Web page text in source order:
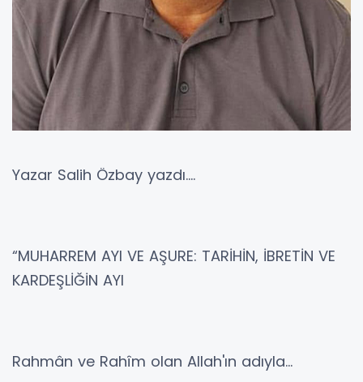
Yazar Salih Özbay yazdı….
“MUHARREM AYI VE AŞURE: TARİHİN, İBRETİN VE
KARDEŞLİĞİN AYI
Rahmân ve Rahîm olan Allah'ın adıyla...